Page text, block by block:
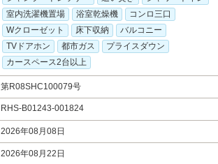
室内洗濯機置場
浴室乾燥機
コンロ三口
Wクローゼット
床下収納
バルコニー
TVドアホン
都市ガス
プライスダウン
カースペース2台以上
第R08SHC100079号
RHS-B01243-001824
2026年08月08日
2026年08月22日